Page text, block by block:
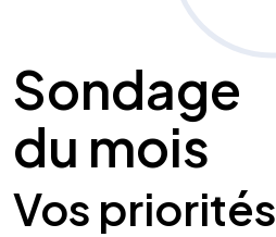
Sondage
du mois
Vos